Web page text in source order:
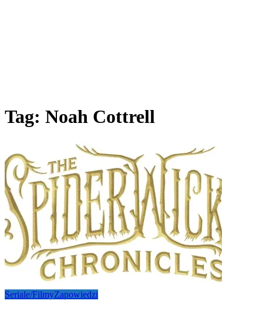
Tag: Noah Cottrell
Seriale/FilmyZapowiedzi